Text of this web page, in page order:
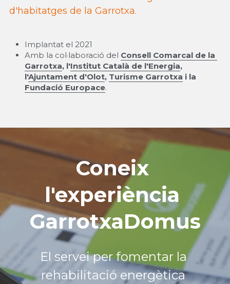
d'habitatges de la Garrotxa.
Implantat el 2021
Amb la col·laboració del Consell Comarcal de la
Garrotxa, l'Institut Català de l'Energia,
l'Ajuntament d'Olot, Turisme Garrotxa
Fundació Europace.
Coneix
l'experiència
GarrotxaDomus
El servei per fomentar la
rehabilitació energètica